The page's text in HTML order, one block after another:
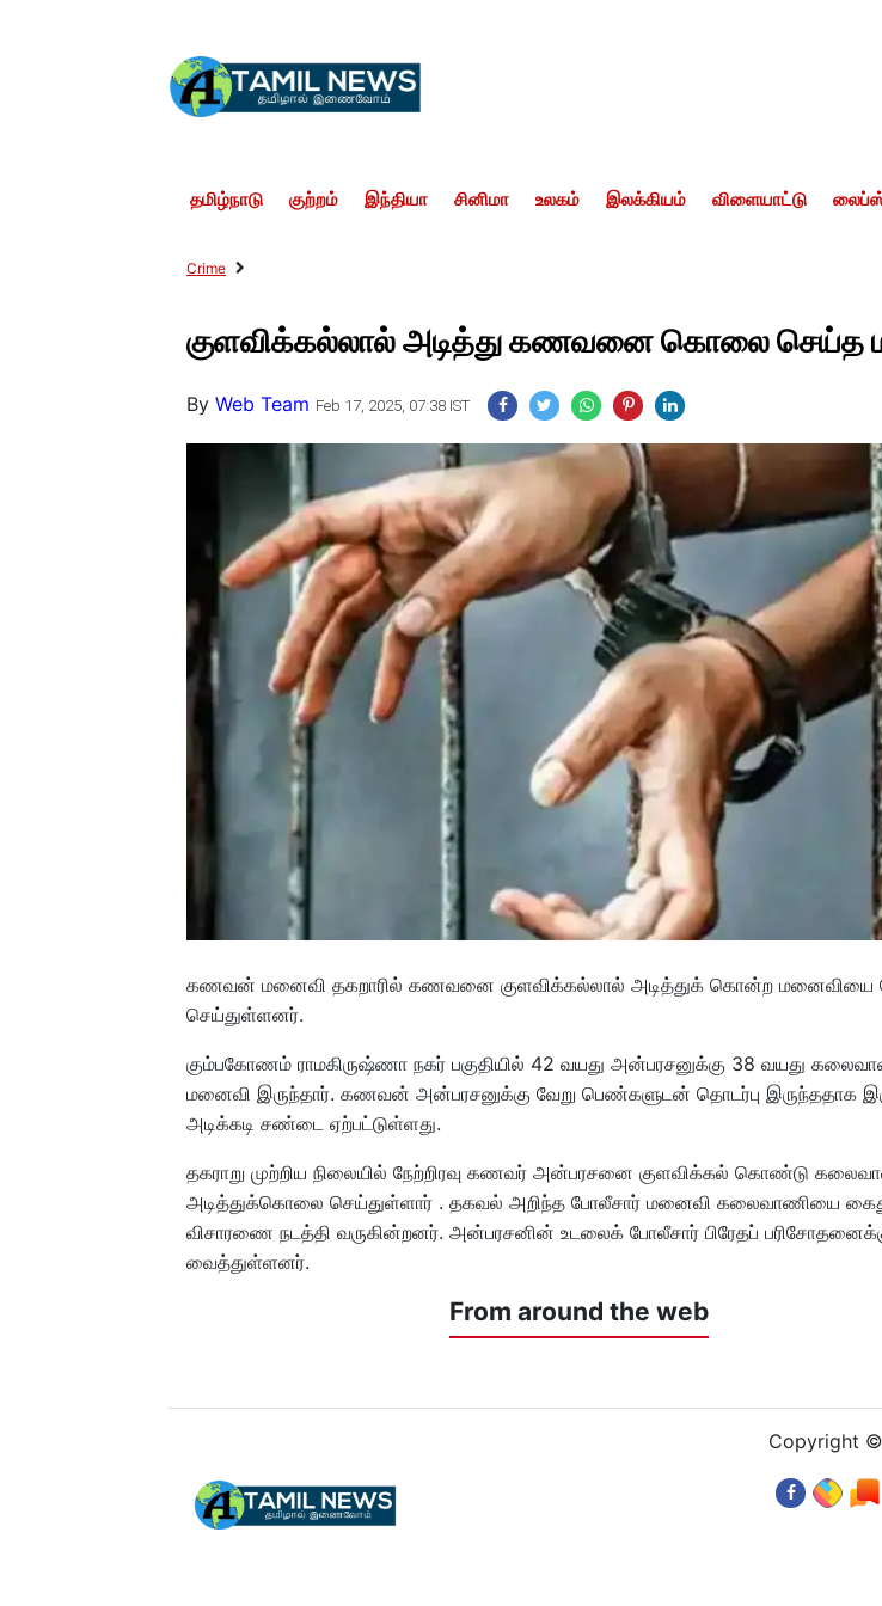
தமிழ்நாடு குற்றம் இந்தியா சினிமா உலகம் இலக்கியம் விளையாட்டு
Crime
குளவிக்கல்லால் அடித்து கணவனை கொலை செய்த
ByWeb Team Feb 17, 2025, 07:38 IST
கணவன் மனைவி தகறாரில் கணவனை குளவிக்கல்லால் அடித்துக் கொன்ற மனைவியை
செய்துள்ளனர்.
கும்பகோணம் ராமகிருஷ்ணா நகர் பகுதியில் 42 வயது அன்பரசனுக்கு 38 வயது
மனைவி இருந்தார். கணவன் அன்பரசனுக்கு வேறு பெண்களுடன் தொடர்பு இருந்ததாக
அடிக்கடி சண்டை ஏற்பட்டுள்ளது.
தகராறு முற்றிய நிலையில் நேற்றிரவு கணவர் அன்பரசனை குளவிக்கல் கொண்டு
அடித்துக்கொலை செய்துள்ளார் . தகவல் அறிந்த போலீசார் மனைவி கலைவாணியை
விசாரணை நடத்தி வருகின்றனர். அன்பரசனின் உடலைக் போலீசார் பிரேதப்
வைத்துள்ளனர்.
From around the web
Copyright